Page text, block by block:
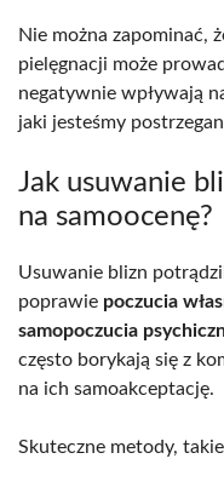
Nie można zapominać,
pielęgnacji może
negatywnie wpływają
jaki jesteśmy
Jak usuwanie
na samoocenę?
Usuwanie blizn
poprawie poczucia
samopoczucia
często borykają się z
na ich samoakceptację.
Skuteczne metody,